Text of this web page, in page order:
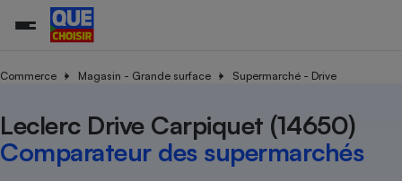
Commerce Magasin - Grande surface Supermarché - Drive
Leclerc Drive Carpiquet (14650)
Comparateur des supermarchés
Additifs
Organismes de défense
Système judiciairegratuit
Achat - Vente - Travaux
Démarche administrative
Train
Transport aérien
Toutes les actualités
Enquêtes
Tous les services
Tous nos combats
Nos actions
L’association
Nos missions